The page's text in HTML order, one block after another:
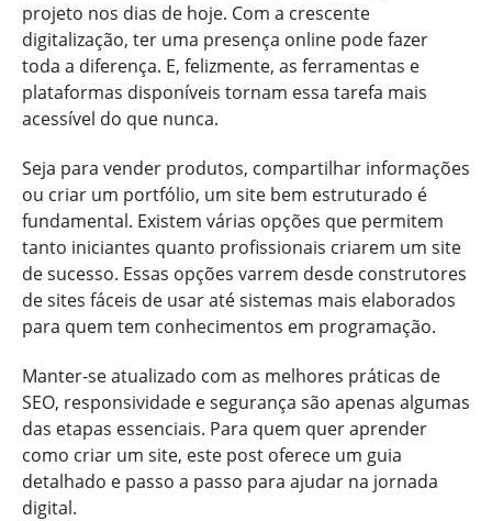
projeto nos dias de hoje. Com a crescente
digitalização, ter uma presença online pode fazer
toda a diferença. E, felizmente, as ferramentas e
plataformas disponíveis tornam essa tarefa mais
acessível do que nunca.
Seja para vender produtos, compartilhar informações
ou criar um portfólio, um site bem estruturado é
fundamental. Existem várias opções que permitem
tanto iniciantes quanto profissionais criarem um site
de sucesso. Essas opções varrem desde construtores
de sites fáceis de usar até sistemas mais elaborados
para quem tem conhecimentos em programação.
Manter-se atualizado com as melhores práticas de
SEO, responsividade e segurança são apenas algumas
das etapas essenciais. Para quem quer aprender
como criar um site, este post oferece um guia
detalhado e passo a passo para ajudar na jornada
digital.